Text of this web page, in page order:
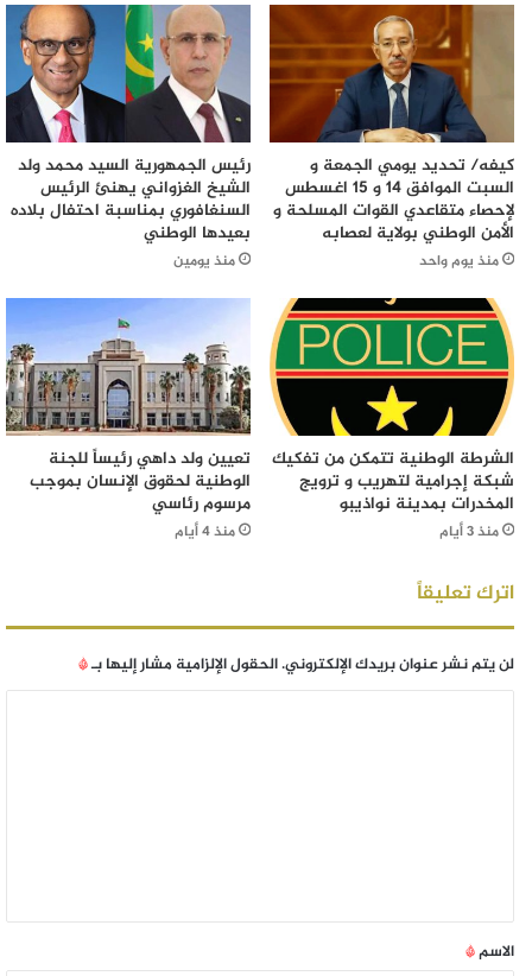
كيفه/ تحديد يومي الجمعة و
السبت الموافق 14 و 15 اغسطس
لإحصاء متقاعدي القوات المسلحة و
الأمن الوطني بولاية لعصابه
منذ يوم واحد
رئيس الجمهورية السيد محمد ولد
الشيخ الغزواني يهنئ الرئيس
السنغافوري بمناسبة احتفال بلاده
بعيدها الوطني
منذ يومين
الشرطة الوطنية تتمكن من تفكيك
شبكة إجرامية لتهريب و ترويج
المخدرات بمدينة نواذيبو
منذ 3 أيام
تعيين ولد داهي رئيساً للجنة
الوطنية لحقوق الإنسان بموجب
مرسوم رئاسي
منذ 4 أيام
اترك تعليقاً
لن يتم نشر عنوان بريدك الإلكتروني.الحقول الإلزامية مشار إليها بـ*
الاسم*